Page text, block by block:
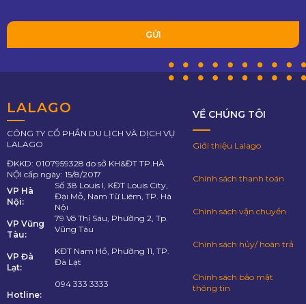
LALAGO
CÔNG TY CỔ PHẦN DU LỊCH VÀ DỊCH VỤ
LALAGO
ĐKKD: 0107959328 do sở KH&ĐT TP.HÀ
NỘI cấp ngày: 15/8/2017
VP Hà
Nội:
Số 38 Louis I, KĐT Louis City,
Đại Mỗ, Nam Từ Liêm, TP. Hà
Nội
VP Vũng
Tàu:
79 Võ Thị Sáu, Phường 2, Tp.
Vũng Tàu
VP Đà
Lạt:
KĐT Nam Hồ, Phường 11, TP.
Đà Lạt
Hotline:
094 333 3333
VỀ CHÚNG TÔI
Giới thiệu Lalago
Chính sách thanh toán
Chính sách vận chuyển
Chính sách hủy/ hoàn trả
Chính sách bảo mật
thông tin